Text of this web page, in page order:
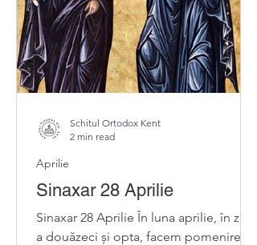
Sinaxar 28 Aprilie
Sinaxar 28 Aprilie În luna aprilie, în ziua
a douăzeci și opta, facem pomenirea
Aprilie
Schitul Ortodox Kent
2 min read